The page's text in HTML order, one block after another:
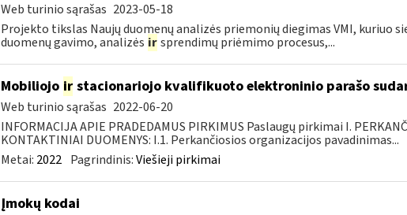
Web turinio sąrašas 2023-05-18
Projekto tikslas Naujų duomenų analizės priemonių diegimas VMI, kuriuo
duomenų gavimo, analizės ir sprendimų priėmimo procesus,...
Mobiliojo irstacionariojo kvalifikuoto elektroninio parašo
Web turinio sąrašas 2022-06-20
INFORMACIJA APIE PRADEDAMUS PIRKIMUS Paslaugų pirkimai I.
KONTAKTINIAI DUOMENYS: I.1. Perkančiosios organizacijos pavadinimas...
Metai: 2022 Pagrindinis:Viešieji pirkimai
Įmokų kodai